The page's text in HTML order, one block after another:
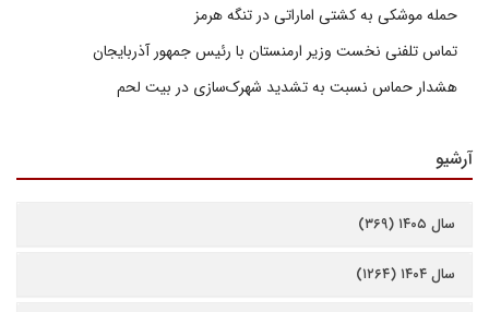
حمله موشکی به کشتی اماراتی در تنگه هرمز
تماس تلفنی نخست وزیر ارمنستان با رئیس جمهور آذربایجان
هشدار حماس نسبت به تشدید شهرک‌سازی در بیت‌ لحم
آرشیو
سال ۱۴۰۵ (۳۶۹)
سال ۱۴۰۴ (۱۲۶۴)